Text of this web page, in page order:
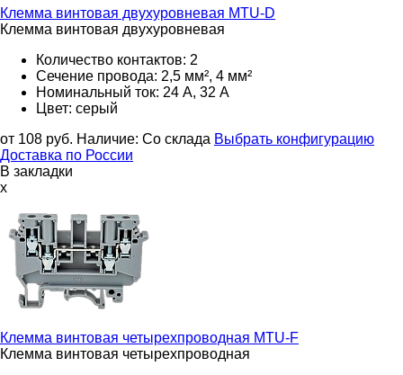
Клемма винтовая двухуровневая MTU-D
Клемма винтовая двухуровневая
Количество контактов: 2
Сечение провода: 2,5 мм², 4 мм²
Номинальный ток: 24 А, 32 А
Цвет: серый
от 108 руб. Наличие: Со склада Выбрать конфигурацию
Доставка по России
В закладки
x
Клемма винтовая четырехпроводная MTU-F
Клемма винтовая четырехпроводная